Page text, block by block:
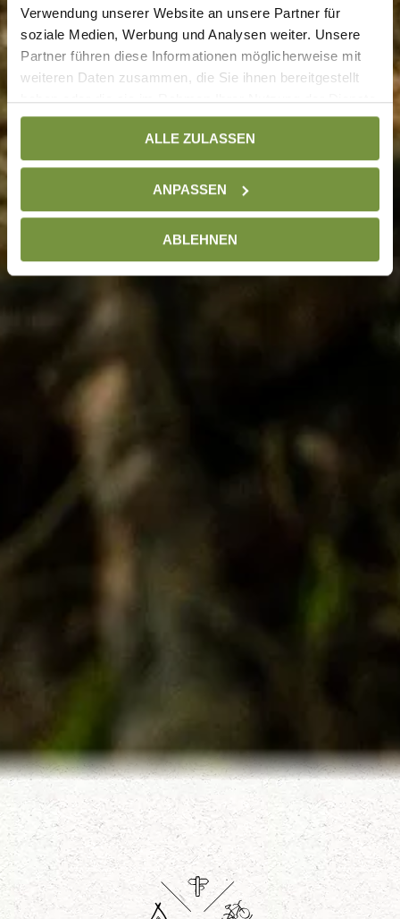
Verwendung unserer Website an unsere Partner für
soziale Medien, Werbung und Analysen weiter. Unsere
Partner führen diese Informationen möglicherweise mit
weiteren Daten zusammen, die Sie ihnen bereitgestellt
haben oder die sie im Rahmen Ihrer Nutzung der Dienste
gesammelt haben. Weitere Informationen finden Sie auf
DatenschutzseiteALLE ZULASSEN
ANPASSEN
ABLEHNEN